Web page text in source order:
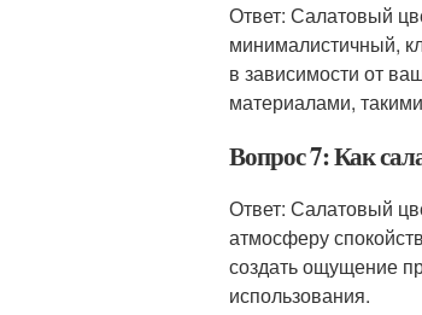
Ответ: Салатовый
минималистичный,
в зависимости от
материалами,
Вопрос 7: Как
Ответ: Салатовый
атмосферу
создать ощущение
использования.